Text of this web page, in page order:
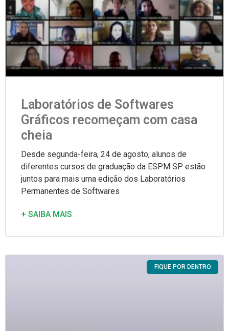
Laboratórios de Softwares
Gráficos recomeçam com casa
cheia
Desde segunda-feira, 24 de agosto, alunos de
diferentes cursos de graduação da ESPM SP estão
juntos para mais uma edição dos Laboratórios
Permanentes de Softwares
+ SAIBA MAIS
FIQUE POR DENTRO